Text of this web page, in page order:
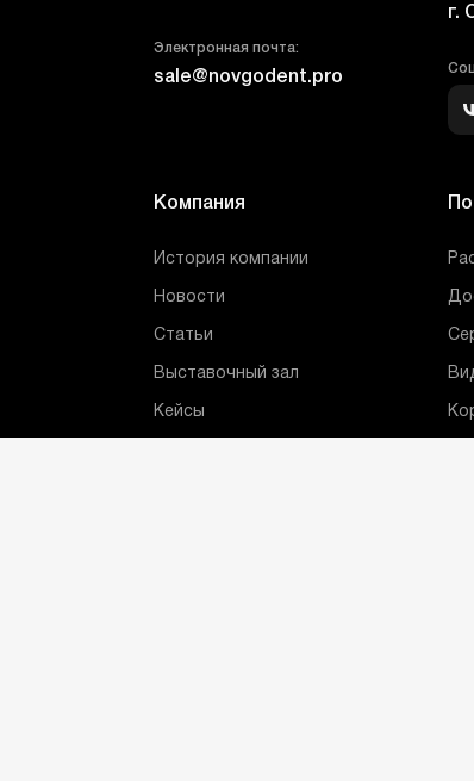
Электронная почта:
sale@novgodent.pro
г.
Компания
История компании
Новости
Статьи
Выставочный зал
Кейсы